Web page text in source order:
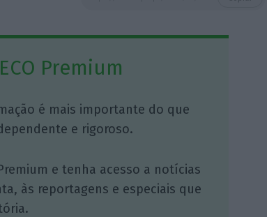
Premium
é mais importante do que
e rigoroso.
e tenha acesso a notícias
às reportagens e especiais que